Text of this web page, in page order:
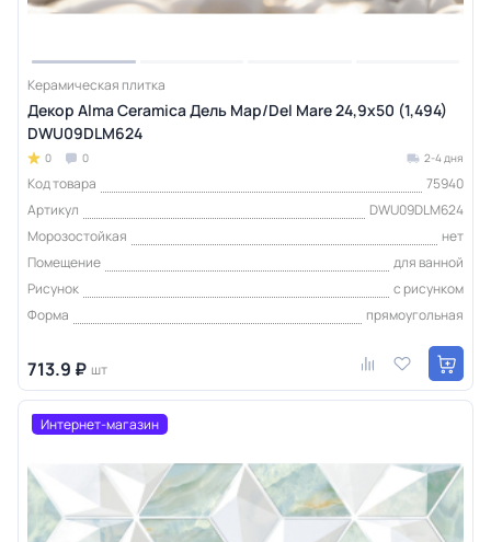
Керамическая плитка
Декор Alma Ceramica Дель Мар/Del Mare 24,9х50 (1,494)
DWU09DLM624
0 0 2-4 дня
Код товара
75940
Артикул
DWU09DLM624
Морозостойкая
нет
Помещение
для ванной
Рисунок
с рисунком
Форма
прямоугольная
713.9 ₽ шт
Интернет-магазин